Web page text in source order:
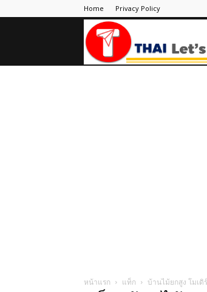
Home Privacy Policy
หน้าแรก แท็ก บ้านไม้ยกสูง โมเดิ